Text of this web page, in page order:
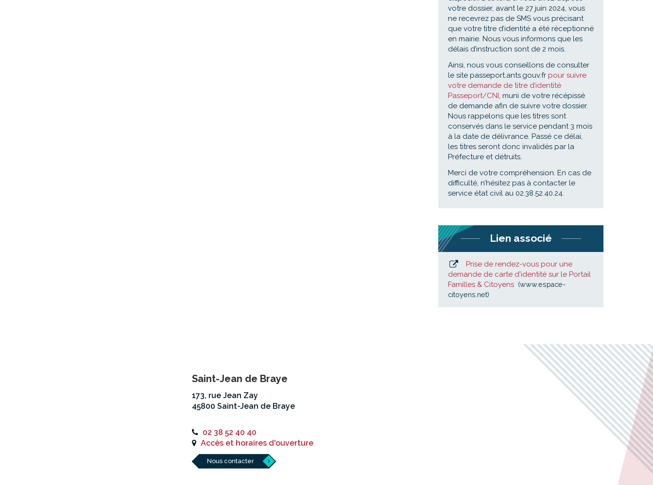
votre dossier, avant le 27 juin 2024, vous
ne recevrez pas de SMS vous précisant
que votre titre d’identité a été réceptionné
en mairie. Nous vous informons que les
délais d’instruction sont de 2 mois.
Ainsi, nous vous conseillons de consulter
le site passeport.ants.gouv.fr pour suivre
votre demande de titre d’identité
Passeport/CNI , muni de votre récépissé
de demande afin de suivre votre dossier.
Nous rappelons que les titres sont
conservés dans le service pendant 3 mois
à la date de délivrance. Passé ce délai,
les titres seront donc invalidés par la
Préfecture et détruits.
Merci de votre compréhension. En cas de
difficulté, n’hésitez pas à contacter le
service état civil au 02.38.52.40.24.
Lien associé
Prise de rendez-vous pour une
demande de carte d'identité sur le Portail
Familles & Citoyens
www.espace-
citoyens.net
Saint-Jean de Braye
173, rue Jean Zay
45800 Saint-Jean de Braye
02 38 52 40 40
Accès et horaires d'ouverture
Nous contacter